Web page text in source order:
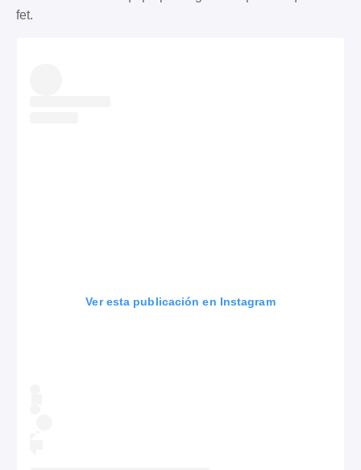
fet.
Ver esta publicación en Instagram